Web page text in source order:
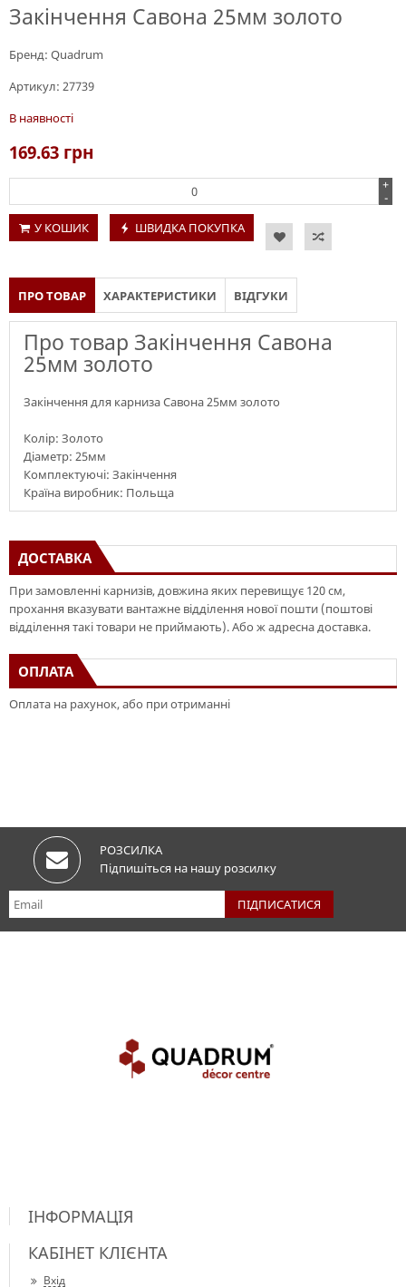
Закінчення Савона 25мм золото
Бренд: Quadrum
Артикул: 27739
В наявності
169.63 грн
+
-
У КОШИК
ШВИДКА ПОКУПКА
ПРО ТОВАР ХАРАКТЕРИСТИКИ ВІДГУКИ
Про товар Закінчення Савона
25мм золото
Закінчення для карниза Савона 25мм золото
Колір: Золото
Діаметр: 25мм
Комплектуючі: Закінчення
Країна виробник: Польща
ДОСТАВКА
При замовленні карнизів, довжина яких перевищує 120 см,
прохання вказувати вантажне відділення нової пошти (поштові
відділення такі товари не приймають). Або ж адресна доставка.
ОПЛАТА
Оплата на рахунок, або при отриманні
РОЗСИЛКА
Підпишіться на нашу розсилку
ІНФОРМАЦІЯ
КАБІНЕТ КЛІЄНТА
Вхід